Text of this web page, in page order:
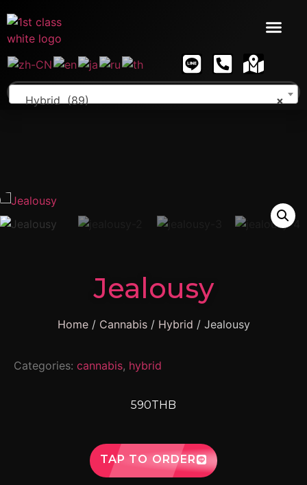
×
Hybrid (89)
Jealousy
Home/ Cannabis/ Hybrid / Jealousy
Categories: cannabis, hybrid
590THB
TAP TO ORDER